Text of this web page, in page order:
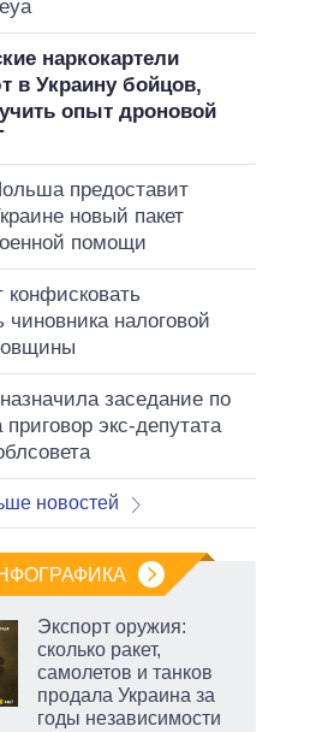
наркокартели
в Украину бойцов,
опыт дроновой
предоставит
новый пакет
помощи
налоговой
заседание по
экс-депутата
новостей
Экспорт оружия:
сколько ракет,
самолетов и танков
продала Украина за
годы независимости